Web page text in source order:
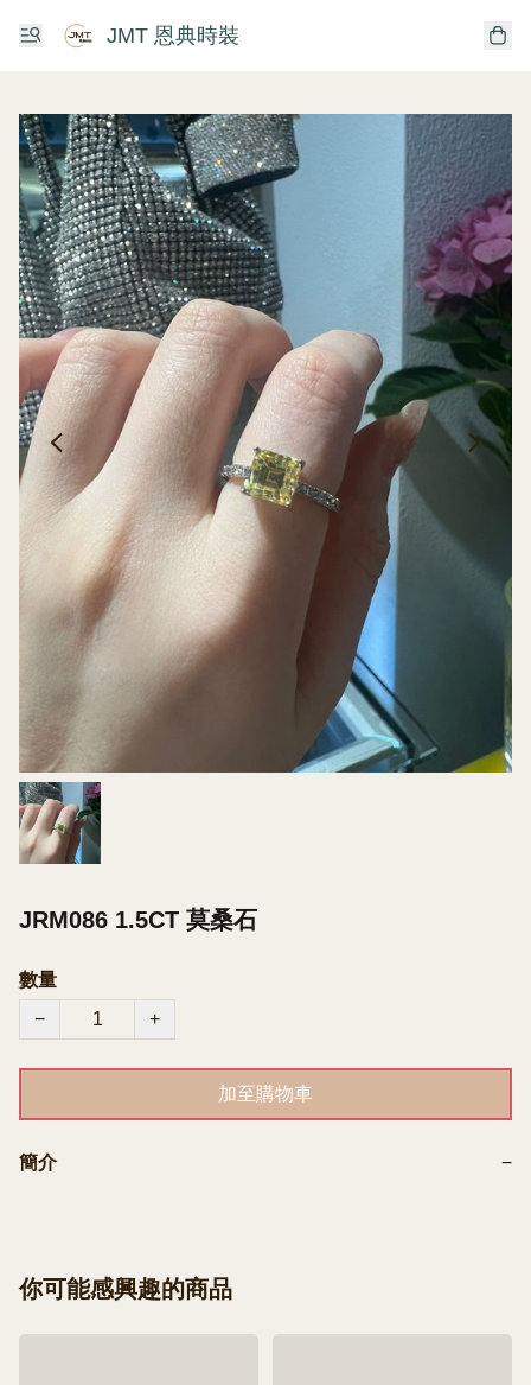
JMT 恩典時裝
JRM086 1.5CT 莫桑石
數量
−
+
加至購物車
簡介 −
你可能感興趣的商品